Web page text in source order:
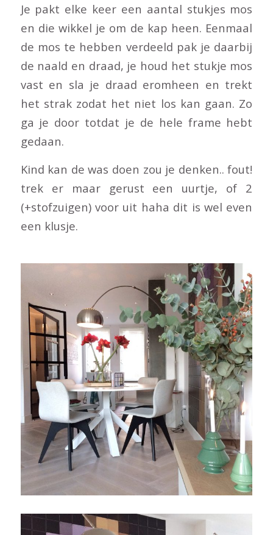
Je pakt elke keer een aantal stukjes mos
en die wikkel je om de kap heen. Eenmaal
de mos te hebben verdeeld pak je daarbij
de naald en draad, je houd het stukje mos
vast en sla je draad eromheen en trekt
het strak zodat het niet los kan gaan. Zo
ga je door totdat je de hele frame hebt
gedaan.
Kind kan de was doen zou je denken.. fout!
trek er maar gerust een uurtje, of 2
(+stofzuigen) voor uit haha dit is wel even
een klusje.